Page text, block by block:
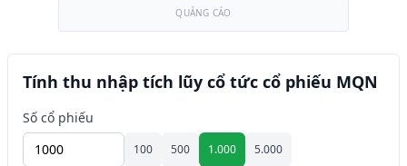
QUẢNG CÁO
Tính thu nhập tích lũy cổ tức cổ phiếu MQN
Số cổ phiếu
100 500 1.000 5.000